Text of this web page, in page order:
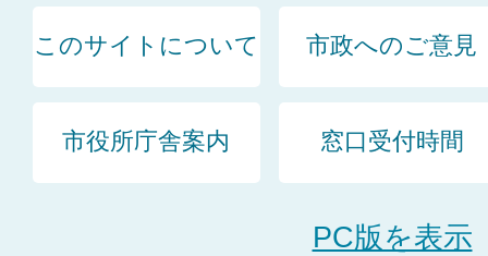
このサイトについて 市政へのご意見
市役所庁舎案内 窓口受付時間
PC版を表示